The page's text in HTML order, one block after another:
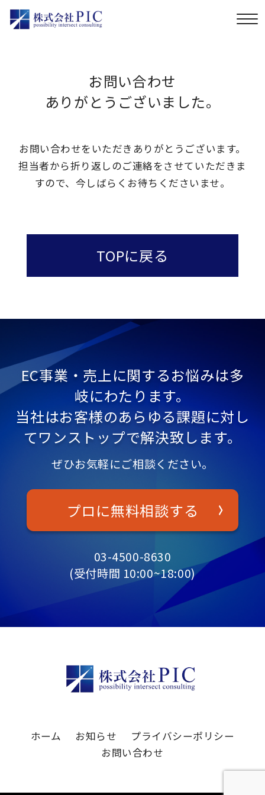
お問い合わせ
ありがとうございました。
お問い合わせをいただきありがとうございます。
担当者から折り返しのご連絡をさせていただきま
すので、 今しばらくお待ちくださいませ。
TOPに戻る
EC事業・売上に関するお悩みは多
岐にわたります。
当社はお客様のあらゆる課題に対し
てワンストップで解決致します。
ぜひお気軽にご相談ください。
プロに無料相談する
03-4500-8630
(受付時間 10:00~18:00)
ホーム お知らせ
プライバシーポリシー
お問い合わせ